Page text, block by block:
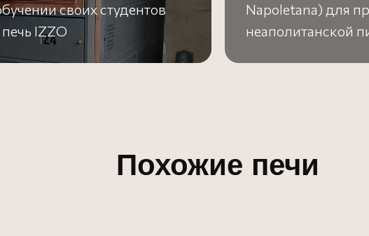
своих студентов
IZZO
Napoletana) для
неаполитанской
Похожие печи